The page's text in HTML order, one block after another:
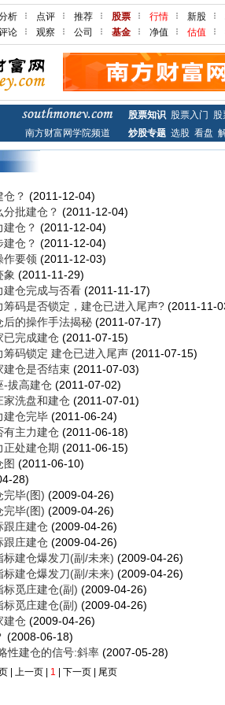
析 点评 推荐 股票 行情 新股
论 观察 公司 基金 净值 估值
股票知识 股票入门 股
南方财富网学院频道
炒股专题 选股 看盘
？ (2011-12-04)
分批建仓？ (2011-12-04)
仓？ (2011-12-04)
仓？ (2011-12-04)
作要领(2011-12-03)
象 (2011-11-29)
建仓完成与否看(2011-11-17)
筹码是否锁定，建仓已进入尾声?(2011-11-
后的操作手法揭秘(2011-07-17)
已完成建仓 (2011-07-15)
筹码锁定 建仓已进入尾声(2011-07-15)
建仓是否结束(2011-07-03)
-拔高建仓 (2011-07-02)
家洗盘和建仓 (2011-07-01)
建仓完毕(2011-06-24)
有主力建仓 (2011-06-18)
正处建仓期 (2011-06-15)
图 (2011-06-10)
28)
完毕(图) (2009-04-26)
完毕(图) (2009-04-26)
跟庄建仓 (2009-04-26)
跟庄建仓 (2009-04-26)
标建仓爆发刀(副/未来) (2009-04-26)
标建仓爆发刀(副/未来) (2009-04-26)
标觅庄建仓(副) (2009-04-26)
标觅庄建仓(副) (2009-04-26)
建仓 (2009-04-26)
(2008-06-18)
性建仓的信号:斜率(2007-05-28)
| 上一页 | 1 | 下一页 | 尾页